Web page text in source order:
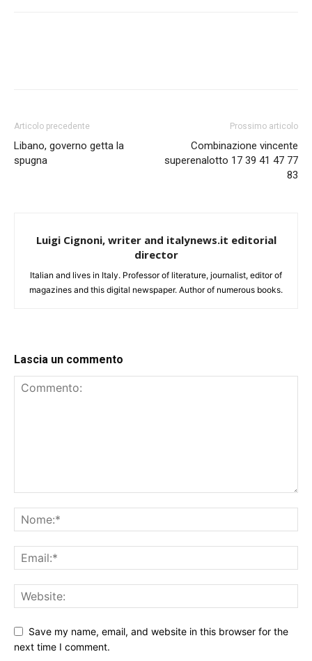
Articolo precedente
Libano, governo getta la
spugna
Prossimo articolo
Combinazione vincente
superenalotto 17 39 41 47 77
83
Luigi Cignoni, writer and italynews.it editorial
director
Italian and lives in Italy. Professor of literature, journalist, editor of
magazines and this digital newspaper. Author of numerous books.
Lascia un commento
Save my name, email, and website in this browser for the
next time I comment.